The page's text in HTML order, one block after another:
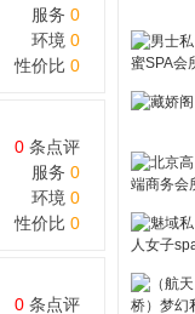
服务 0
环境 0
性价比 0
0 条点评
服务 0
环境 0
性价比 0
0 条点评